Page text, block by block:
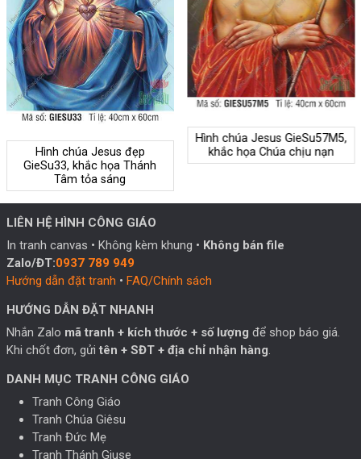
Hình chúa Jesus GieSu57M5,
khắc họa Chúa chịu nạn
Hình chúa Jesus đẹp
GieSu33, khắc họa Thánh
Tâm tỏa sáng
LIÊN HỆ HÌNH CÔNG GIÁO
In tranh canvas • Không kèm khung • Không bán file
Zalo/ĐT:0937 789 949
Hướng dẫn đặt tranh • FAQ/Chính sách
HƯỚNG DẪN ĐẶT NHANH
Nhắn Zalo mã tranh + kích thước + số lượng để shop báo giá.
Khi chốt đơn, gửi tên + SĐT + địa chỉ nhận hàng.
DANH MỤC TRANH CÔNG GIÁO
Tranh Công Giáo
Tranh Chúa Giêsu
Tranh Đức Mẹ
Tranh Thánh Giuse